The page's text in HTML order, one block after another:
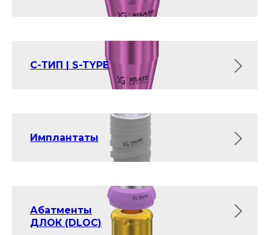
С-ТИП | S-TYPE
Имплантаты
Абатменты
ДЛОК (DLOC)